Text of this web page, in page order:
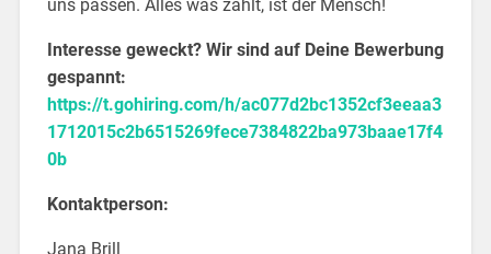
uns passen. Alles was zählt, ist der Mensch!
Interesse geweckt? Wir sind auf Deine Bewerbung
gespannt:
https://t.gohiring.com/h/ac077d2bc1352cf3eeaa3
1712015c2b6515269fece7384822ba973baae17f4
0b
Kontaktperson:
Jana Brill